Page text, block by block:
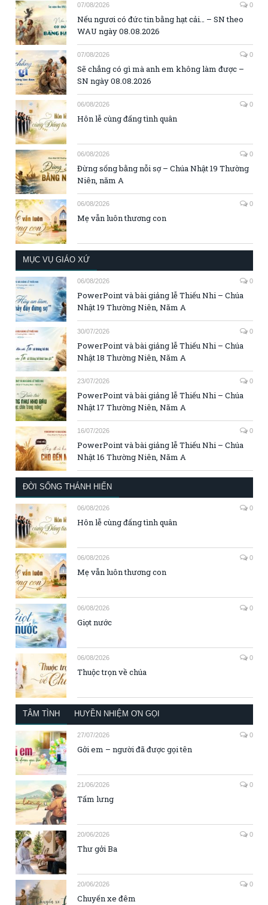
07/08/2026 0
Nếu ngươi có đức tin bằng hạt cải… – SN theo
WAU ngày 08.08.2026
07/08/2026 0
Sẽ chẳng có gì mà anh em không làm được –
SN ngày 08.08.2026
06/08/2026 0
Hôn lễ cùng đấng tình quân
06/08/2026 0
Đừng sống bằng nỗi sợ – Chúa Nhật 19 Thường
Niên, năm A
06/08/2026 0
Mẹ vẫn luôn thương con
MỤC VỤ GIÁO XỨ
06/08/2026 0
PowerPoint và bài giảng lễ Thiếu Nhi – Chúa
Nhật 19 Thường Niên, Năm A
30/07/2026 0
PowerPoint và bài giảng lễ Thiếu Nhi – Chúa
Nhật 18 Thường Niên, Năm A
23/07/2026 0
PowerPoint và bài giảng lễ Thiếu Nhi – Chúa
Nhật 17 Thường Niên, Năm A
16/07/2026 0
PowerPoint và bài giảng lễ Thiếu Nhi – Chúa
Nhật 16 Thường Niên, Năm A
ĐỜI SỐNG THÁNH HIẾN
06/08/2026 0
Hôn lễ cùng đấng tình quân
06/08/2026 0
Mẹ vẫn luôn thương con
06/08/2026 0
Giọt nước
06/08/2026 0
Thuộc trọn về chúa
TÂM TÌNH HUYỀN NHIỆM ƠN GỌI
27/07/2026 0
Gởi em – người đã được gọi tên
21/06/2026 0
Tấm lưng
20/06/2026 0
Thư gởi Ba
20/06/2026 0
Chuyến xe đêm